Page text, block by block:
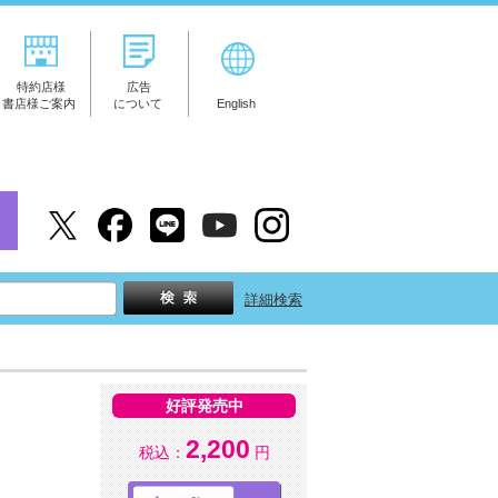
特約店様
書店様ご案内
広告
について
English
詳細検索
好評発売中
税込： 2,200 円